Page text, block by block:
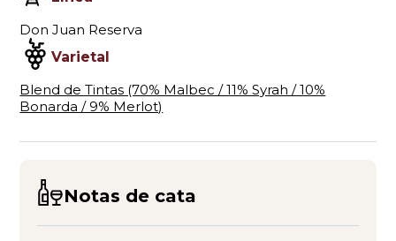
Don Juan Reserva
Varietal
Blend de Tintas (70% Malbec / 11% Syrah / 10%
Bonarda / 9% Merlot)
Notas de cata